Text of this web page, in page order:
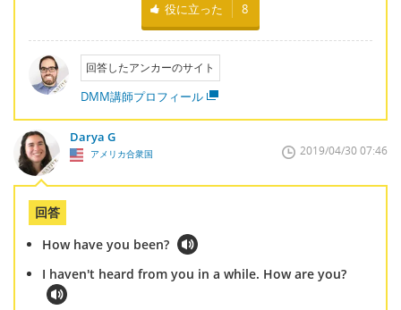
役に立った 8
回答したアンカーのサイト
DMM講師プロフィール
Darya G
アメリカ合衆国 2019/04/30 07:46
回答
How have you been?
I haven't heard from you in a while. How are you?